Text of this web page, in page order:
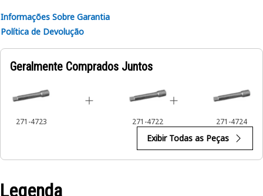
Informações Sobre Garantia
Política de Devolução
Geralmente Comprados Juntos
271-4723 271-4722 271-4724
Exibir Todas as Peças
Legenda